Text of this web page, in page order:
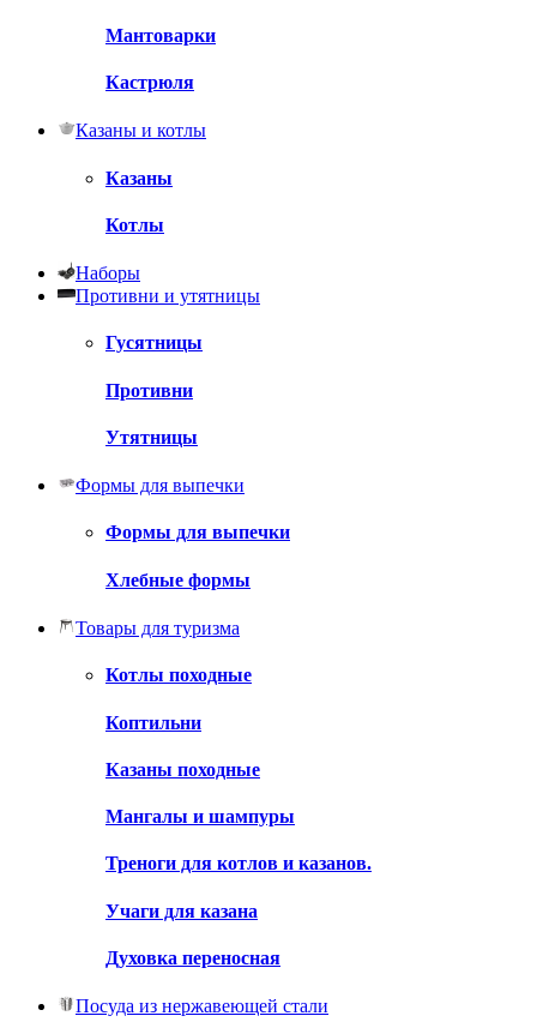
Мантоварки
Кастрюля
Казаны и котлы
Казаны
Котлы
Наборы
Противни и утятницы
Гусятницы
Противни
Утятницы
Формы для выпечки
Формы для выпечки
Хлебные формы
Товары для туризма
Котлы походные
Коптильни
Казаны походные
Мангалы и шампуры
Треноги для котлов и казанов.
Учаги для казана
Духовка переносная
Посуда из нержавеющей стали